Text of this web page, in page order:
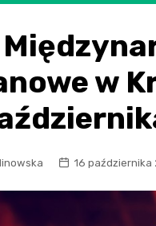
w
16 października